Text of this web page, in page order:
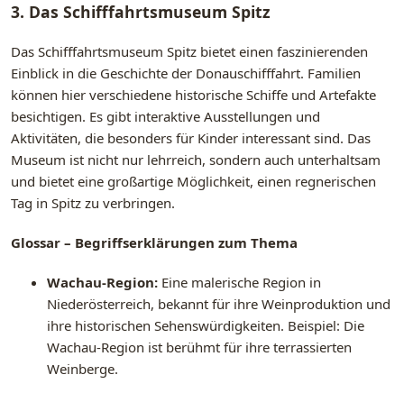
3. Das Schifffahrtsmuseum Spitz
Das Schifffahrtsmuseum Spitz bietet einen faszinierenden
Einblick in die Geschichte der Donauschifffahrt. Familien
können hier verschiedene historische Schiffe und Artefakte
besichtigen. Es gibt interaktive Ausstellungen und
Aktivitäten, die besonders für Kinder interessant sind. Das
Museum ist nicht nur lehrreich, sondern auch unterhaltsam
und bietet eine großartige Möglichkeit, einen regnerischen
Tag in Spitz zu verbringen.
Glossar – Begriffserklärungen zum Thema
Wachau-Region: Eine malerische Region in
Niederösterreich, bekannt für ihre Weinproduktion und
ihre historischen Sehenswürdigkeiten. Beispiel: Die
Wachau-Region ist berühmt für ihre terrassierten
Weinberge.